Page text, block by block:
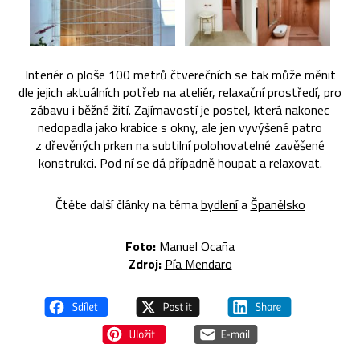
Interiér o ploše 100 metrů čtverečních se tak může měnit
dle jejich aktuálních potřeb na ateliér, relaxační prostředí, pro
zábavu i běžné žití. Zajímavostí je postel, která nakonec
nedopadla jako krabice s okny, ale jen vyvýšené patro
z dřevěných prken na subtilní polohovatelné zavěšené
konstrukci. Pod ní se dá případně houpat a relaxovat.
Čtěte další články na témabydleníaŠpanělsko
Foto: Manuel Ocaña
Zdroj: Pía Mendaro